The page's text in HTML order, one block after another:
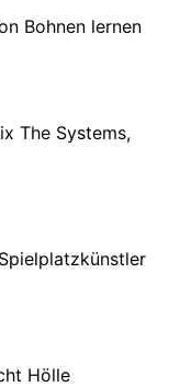
Bohnen lernen
The Systems,
Hölle